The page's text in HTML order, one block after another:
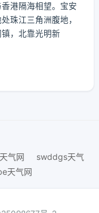
港隔海相望。宝安
珠江三角洲腹地，
，北靠光明新
气网
swddgs天气
天气网